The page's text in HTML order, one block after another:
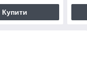
Купити